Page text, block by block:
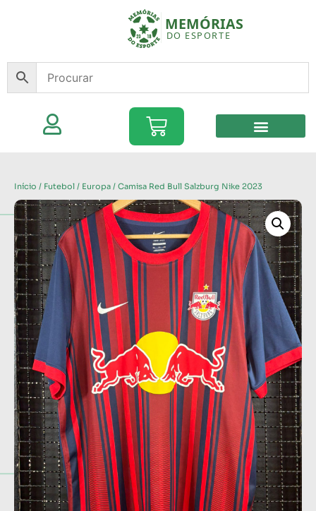
Início / Futebol / Europa / Camisa Red Bull Salzburg Nike 2023